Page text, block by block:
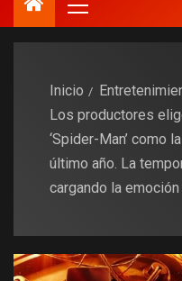
Inicio
Los productores
‘Spider-Man’ como
último año. La
cargando la